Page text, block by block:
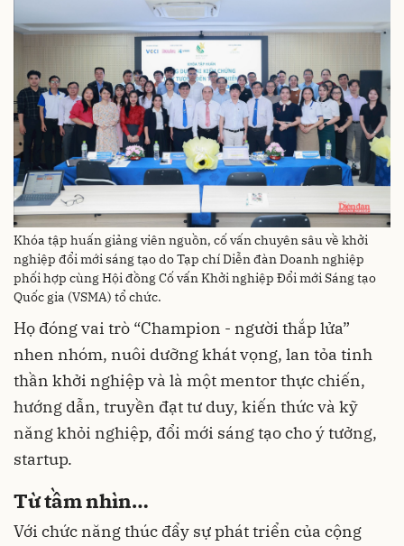
Khóa tập huấn giảng viên nguồn, cố vấn chuyên sâu về khởi
nghiệp đổi mới sáng tạo do Tạp chí Diễn đàn Doanh nghiệp
phối hợp cùng Hội đồng Cố vấn Khởi nghiệp Đổi mới Sáng tạo
Quốc gia (VSMA) tổ chức.
Họ đóng vai trò “Champion - người thắp lửa”
nhen nhóm, nuôi dưỡng khát vọng, lan tỏa tinh
thần khởi nghiệp và là một mentor thực chiến,
hướng dẫn, truyền đạt tư duy, kiến thức và kỹ
năng khỏi nghiệp, đổi mới sáng tạo cho ý tưởng,
startup.
Từ tầm nhìn…
Với chức năng thúc đẩy sự phát triển của cộng